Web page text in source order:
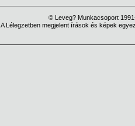
© Leveg? Munkacsoport
A Lélegzetben megjelent írások és képek